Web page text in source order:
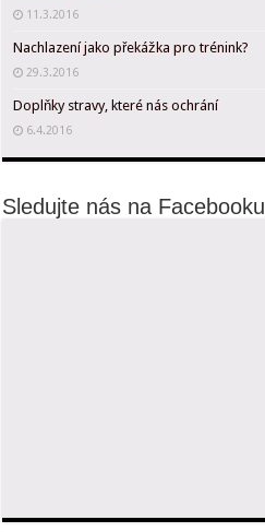
11.3.2016
Nachlazení jako překážka pro trénink?
29.3.2016
Doplňky stravy, které nás ochrání
6.4.2016
Sledujte nás na Facebooku